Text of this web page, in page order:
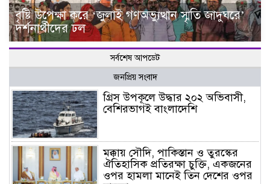
বৃষ্টি উপেক্ষা করে ‘জুলাই গণঅভ্যুত্থান স্মৃতি জাদুঘরে’
দর্শনার্থীদের ঢল
সর্বশেষ আপডেট
জনপ্রিয় সংবাদ
গ্রিস উপকূলে উদ্ধার ২০২ অভিবাসী,
বেশিরভাগই বাংলাদেশি
মক্কায় সৌদি, পাকিস্তান ও তুরস্কের
ঐতিহাসিক প্রতিরক্ষা চুক্তি, একজনের
ওপর হামলা মানেই তিন দেশের ওপর